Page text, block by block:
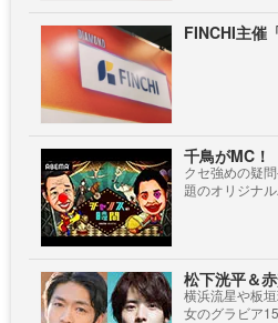
FINCHI主催
千鳥がMC！
クセ強めの疑
題のオリジナ
松下洸平＆
横浜流星や板
女のグラビア